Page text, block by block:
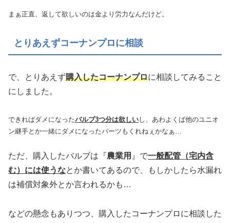
まぁ正直、返して欲しいのは金より労力なんだけど。
とりあえずコーナンプロに相談
で、とりあえず購入したコーナンプロに相談してみること
にしました。
できればダメになったバルブ3つ分は欲しいし、あわよくば他のユニオ
ン継手とか一緒にダメになったパーツもくれねぇかなぁ…
ただ、購入したバルブは『農業用 』で一般配管（宅内含
む）には使うなとか書いてあるので、もしかしたら水漏れ
は補償対象外とか言われるかも…
などの懸念もありつつ、購入したコーナンプロに相談した